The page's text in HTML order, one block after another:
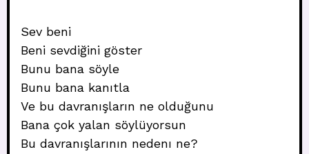
Sev beni
Beni sevdiğini göster
Bunu bana söyle
Bunu bana kanıtla
Ve bu davranışların ne olduğunu
Bana çok yalan söylüyorsun
Bu davranışlarının nedenı ne?